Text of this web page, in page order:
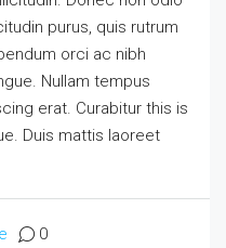
purus, quis rutrum
orci ac nibh
Nullam tempus
erat. Curabitur this is
Duis mattis laoreet
0